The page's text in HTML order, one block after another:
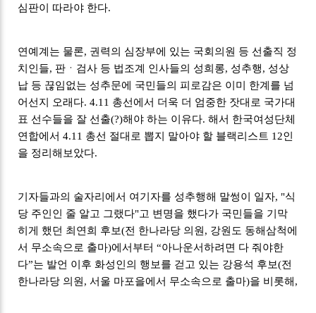
심판이 따라야 한다.
연예계는 물론, 권력의 심장부에 있는 국회의원 등 선출직 정
치인들, 판ㆍ검사 등 법조계 인사들의 성희롱, 성추행, 성상
납 등 끊임없는 성추문에 국민들의 피로감은 이미 한계를 넘
어선지 오래다. 4.11 총선에서 더욱 더 엄중한 잣대로 국가대
표 선수들을 잘 선출(?)해야 하는 이유다. 해서 한국여성단체
연합에서 4.11 총선 절대로 뽑지 말아야 할 블랙리스트 12인
을 정리해보았다.
기자들과의 술자리에서 여기자를 성추행해 말썽이 일자, "식
당 주인인 줄 알고 그랬다"고 변명을 했다가 국민들을 기막
히게 했던 최연희 후보(전 한나라당 의원, 강원도 동해삼척에
서 무소속으로 출마)에서부터 “아나운서하려면 다 줘야한
다”는 발언 이후 화성인의 행보를 걷고 있는 강용석 후보(전
한나라당 의원, 서울 마포을에서 무소속으로 출마)을 비롯해,